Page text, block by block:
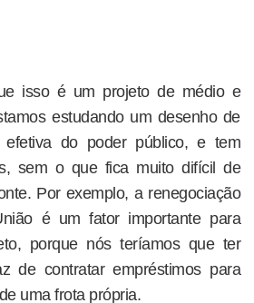
isso é um projeto de médio e
estudando um desenho de
efetiva do poder público, e tem
sem o que fica muito difícil de
Por exemplo, a renegociação
é um fator importante para
porque nós teríamos que ter
de contratar empréstimos para
uma frota própria.